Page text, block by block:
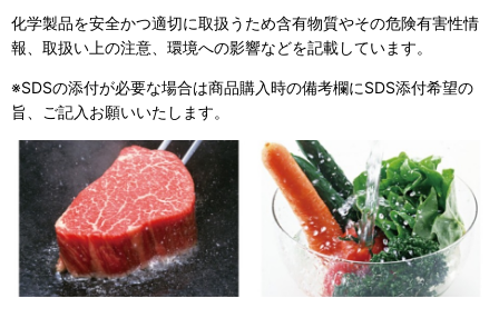
化学製品を安全かつ適切に取扱うため含有物質やその危険有害性情
報、取扱い上の注意、環境への影響などを記載しています。
※SDSの添付が必要な場合は商品購入時の備考欄にSDS添付希望の
旨、ご記入お願いいたします。